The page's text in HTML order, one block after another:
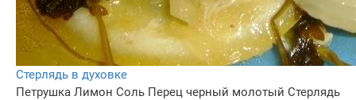
Стерлядь в духовке
Петрушка Лимон Соль Перец черный молотый Стерлядь